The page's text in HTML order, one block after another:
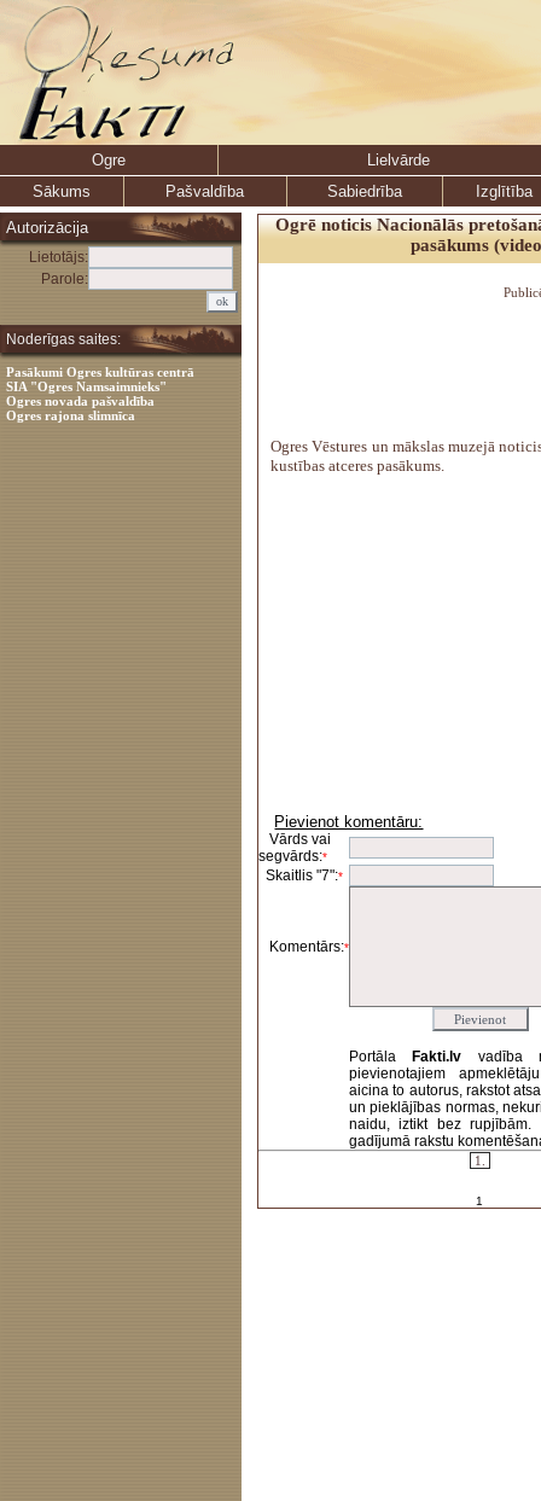
Ogre
Lielvārde
Sākums
Pašvaldība Sabiedrība
Izglītība
Autorizācija
Lietotājs:
Parole:
Noderīgas saites:
Pasākumi Ogres kultūras centrā
SIA "Ogres Namsaimnieks"
Ogres novada pašvaldība
Ogres rajona slimnīca
Ogrē noticis Nacionālās
pasākums
Ogres Vēstures un mākslas muzejā
kustības atceres pasākums.
Pievienot komentāru:
Vārds vai
segvārds:*
Skaitlis "7":*
Komentārs:*
Portāla Fakti.lv vadība
pievienotajiem
aicina to autorus, rakstot
un pieklājības normas,
naidu, iztikt bez rupjībām.
gadījumā rakstu
1.
1